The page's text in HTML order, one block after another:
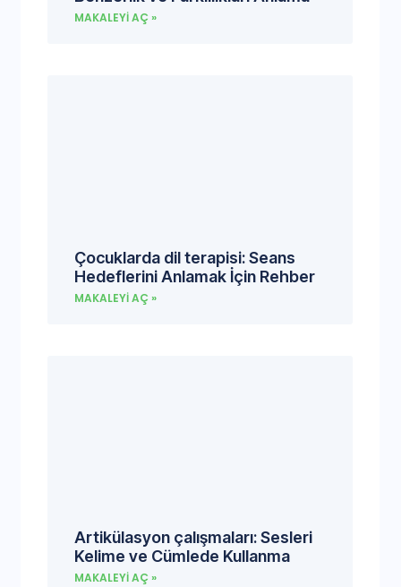
MAKALEYI AÇ »
Çocuklarda dil terapisi: Seans
Hedeflerini Anlamak İçin Rehber
MAKALEYI AÇ »
Artikülasyon çalışmaları: Sesleri
Kelime ve Cümlede Kullanma
MAKALEYI AÇ »